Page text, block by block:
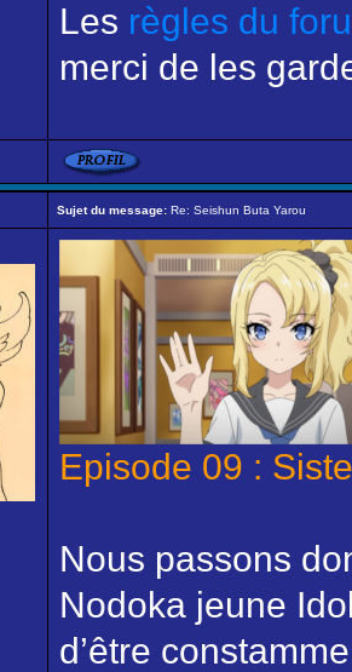
Les règles du
merci de les
Sujet du message: Re: Seishun Buta Yarou
Episode 09 :
Nous passons
Nodoka jeune
d’être